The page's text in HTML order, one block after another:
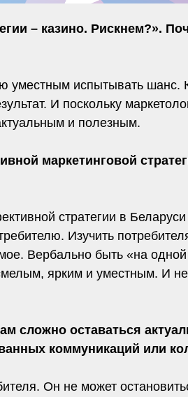
– казино. Рискнем?».
уместным испытывать
И поскольку
и полезным.
маркетинговой
стратегии в Беларуси
Изучить
Вербально быть «на
ярким и уместным. И
сложно оставаться
коммуникаций или
Он не может